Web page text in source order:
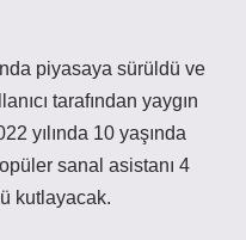
piyasaya sürüldü ve
tarafından yaygın
yılında 10 yaşında
sanal asistanı 4
kutlayacak.